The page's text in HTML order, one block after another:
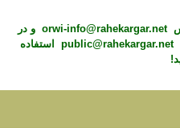
orwi-info@rahekargar.net و در
public@rahekargar.net
استفاده